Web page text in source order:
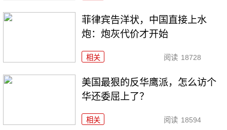
菲律宾告洋状，中国直接上水
炮：炮灰代价才开始
相关 阅读 18728
美国最狠的反华鹰派，怎么访个
华还委屈上了？
相关 阅读 18594